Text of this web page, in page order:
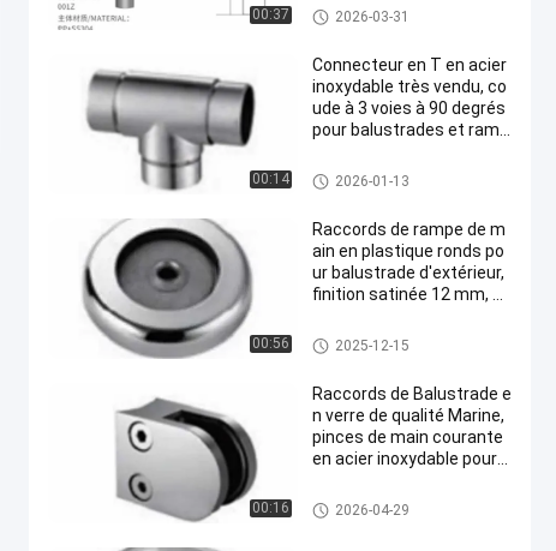
00:37
Accessoires modernes de cui
sine
2026-03-31
00:14
Connecteur en T en acier
inoxydable très vendu, co
ude à 3 voies à 90 degrés
pour balustrades et ramp
Poignées d'acier inoxydable
2026-01-13
00:56
Raccords de rampe de m
ain en plastique ronds po
ur balustrade d'extérieur,
finition satinée 12 mm, st
Poignées d'acier inoxydable
2025-12-15
00:16
Raccords de Balustrade e
n verre de qualité Marine,
pinces de main courante
en acier inoxydable pour
strade de balcon, finition
satinée
Poignées de traction de matéri
el
2026-04-29